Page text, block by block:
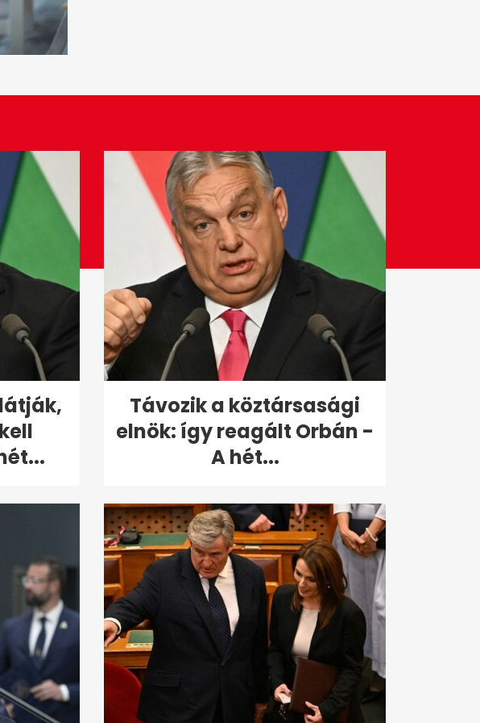
Távozik a köztársasági
elnök: így reagált Orbán -
A hét...